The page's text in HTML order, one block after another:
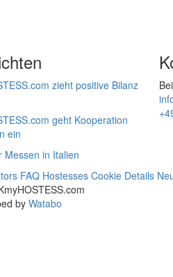
zieht positive Bilanz
geht Kooperation
ein
Messen in Italien
FAQ Hostesses Cookie Details
by Watabo